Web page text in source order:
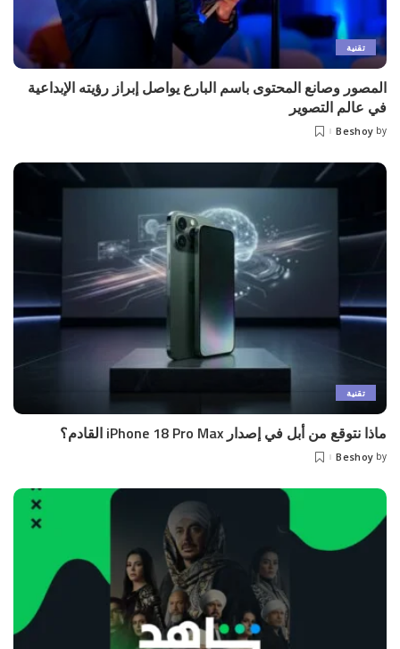
تقنية
المصور وصانع المحتوى باسم البارع يواصل إبراز رؤيته الإبداعية
في عالم التصوير
Posted
by
Beshoy
تقنية
ماذا نتوقع من أبل في إصدار iPhone 18 Pro Max القادم؟
Posted
by
Beshoy